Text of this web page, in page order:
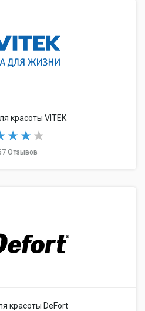
красоты VITEK
Отзывов
красоты DeFort